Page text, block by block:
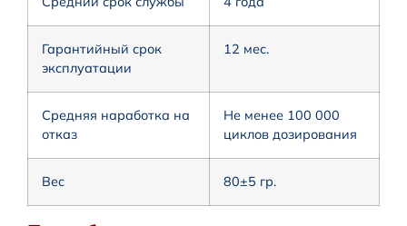
Гарантийный срок
эксплуатации
12 мес.
Средняя наработка на
отказ
Не менее 100 000
циклов дозирования
Вес 80±5 гр.